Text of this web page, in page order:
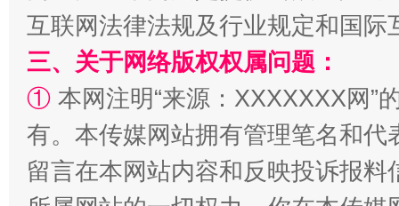
解纷+调解+退费，一次搞定
互联网法律法规及行业规定和国
三、关于网络版权权属问题：
① 本网注明“来源：XXXXXXX网”
有。本传媒网站拥有管理笔名和
留言在本网站内容和反映投诉报